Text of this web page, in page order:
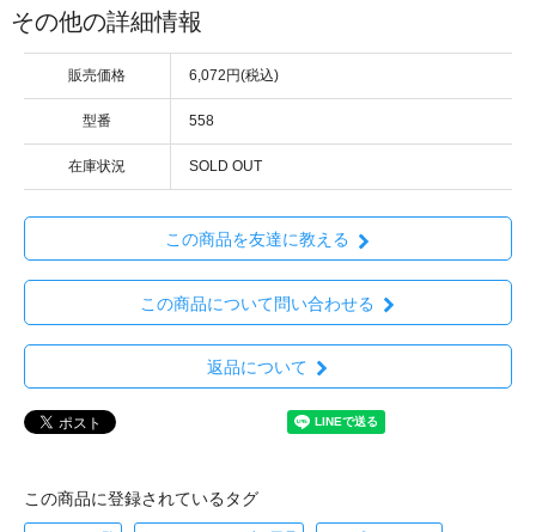
その他の詳細情報
販売価格 6,072円(税込)
型番 558
在庫状況 SOLD OUT
この商品を友達に教える
この商品について問い合わせる
返品について
この商品に登録されているタグ